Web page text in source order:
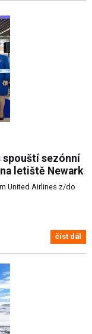
spouští sezónní
letiště Newark
United Airlines z/do
číst dál